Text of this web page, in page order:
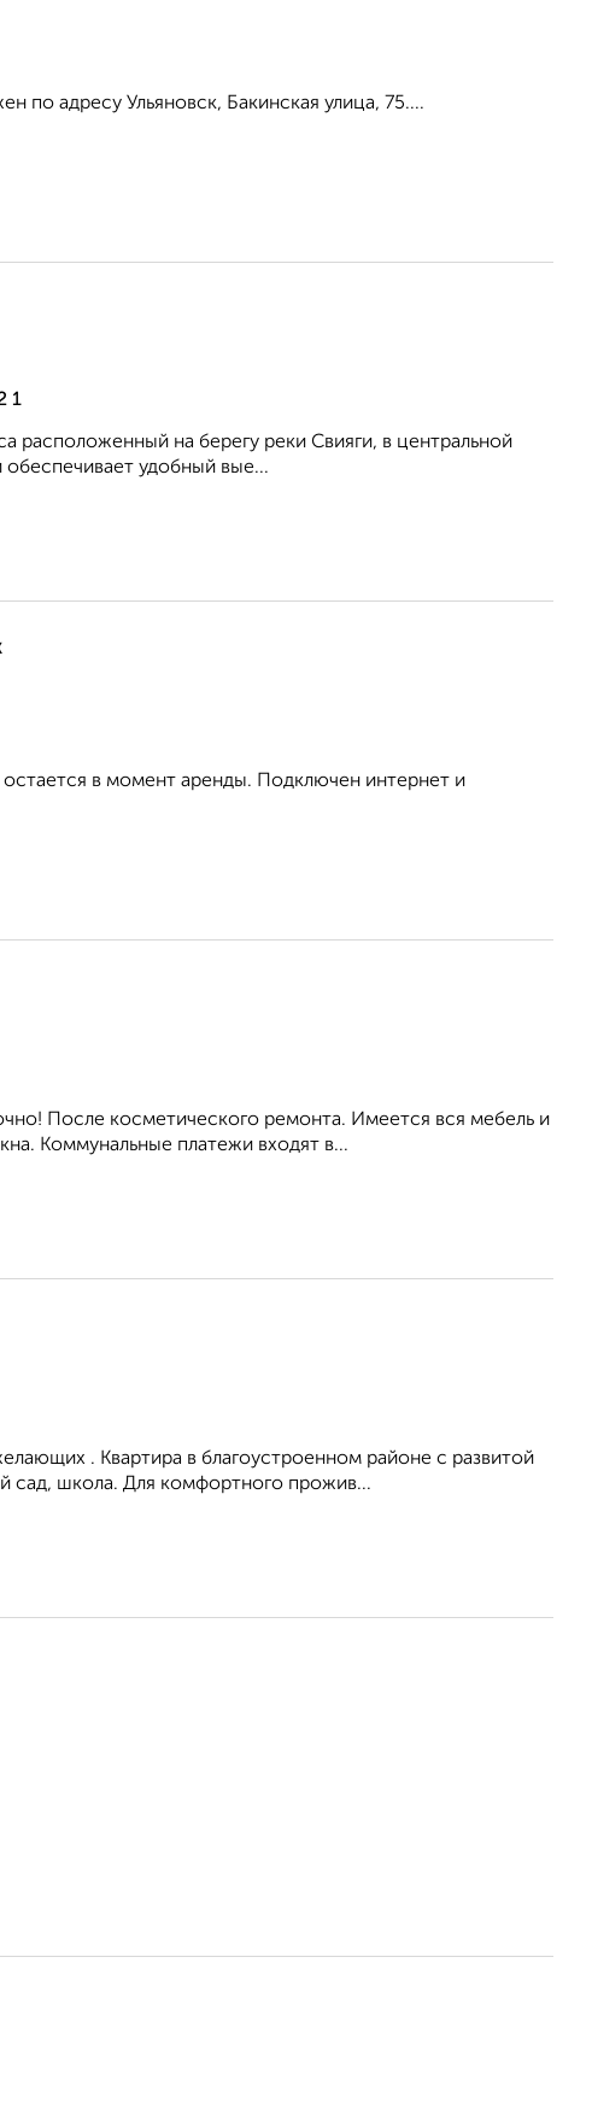
адресу Ульяновск, Бакинская улица, 75....
1
расположенный на берегу реки Свияги, в центральной
обеспечивает удобный вые...
в момент аренды. Подключен интернет и
После косметического ремонта. Имеется вся мебель и
Коммунальные платежи входят в...
. Квартира в благоустроенном районе с развитой
сад, школа. Для комфортного прожив...